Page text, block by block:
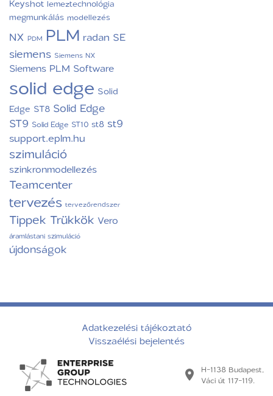
Keyshot lemeztechnológia
megmunkálás modellezés
NX PDM PLM radan SE
siemens Siemens NX
Siemens PLM Software
solid edge Solid
Edge ST8 Solid Edge
ST9 Solid Edge ST10 st8 st9
support.eplm.hu
szimuláció
szinkronmodellezés
Teamcenter
tervezés tervezőrendszer
Tippek Trükkök Vero
áramlástani szimuláció
újdonságok
Adatkezelési tájékoztató
Visszaélési bejelentés
H-1138 Budapest,
Váci út 117-119.